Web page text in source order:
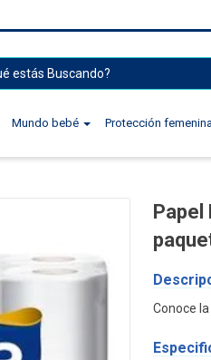
Mundo bebé Protección
Papel
Conoce